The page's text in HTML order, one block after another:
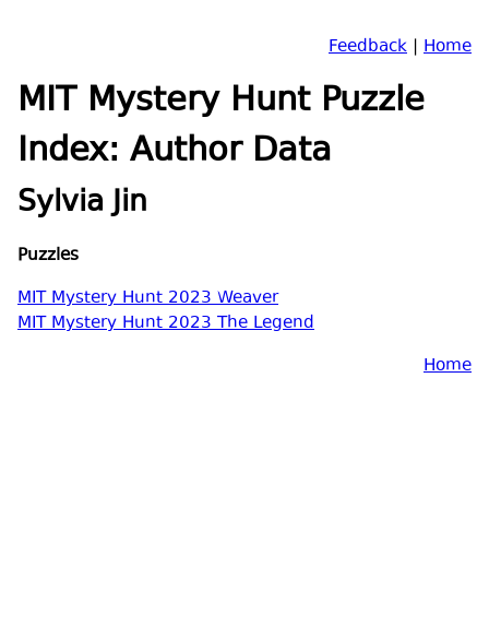
Feedback | Home
MIT Mystery Hunt Puzzle
Index: Author Data
Sylvia Jin
Puzzles
MIT Mystery Hunt 2023 Weaver
MIT Mystery Hunt 2023 The Legend
Home